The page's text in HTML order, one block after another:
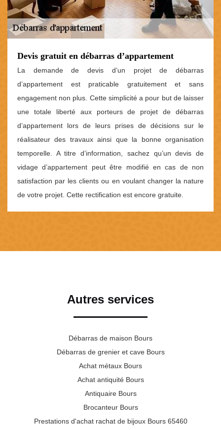
Devis gratuit en débarras d’appartement
La demande de devis d’un projet de débarras
d’appartement est praticable gratuitement et sans
engagement non plus. Cette simplicité a pour but de laisser
une totale liberté aux porteurs de projet de débarras
d’appartement lors de leurs prises de décisions sur le
réalisateur des travaux ainsi que la bonne organisation
temporelle. A titre d’information, sachez qu’un devis de
vidage d’appartement peut être modifié en cas de non
satisfaction par les clients ou en voulant changer la nature
de votre projet. Cette rectification est encore gratuite.
Autres services
Débarras de maison Bours
Débarras de grenier et cave Bours
Achat métaux Bours
Achat antiquité Bours
Antiquaire Bours
Brocanteur Bours
Prestations d'achat rachat de bijoux Bours 65460